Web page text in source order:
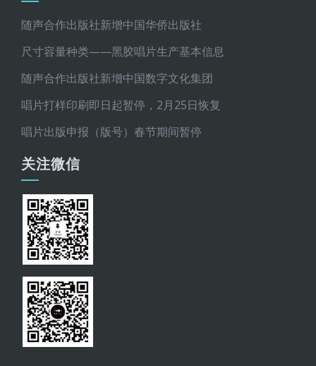
随声合作出版社新增中国华侨出版社
尺寸容量种类——黑胶唱片生产基本信息
随声合作出版社新增中国数字文化集团
唱片打样印刷即日起暂停，2月25日恢复
唱片出版申报（版号）春节期间暂停
关注微信